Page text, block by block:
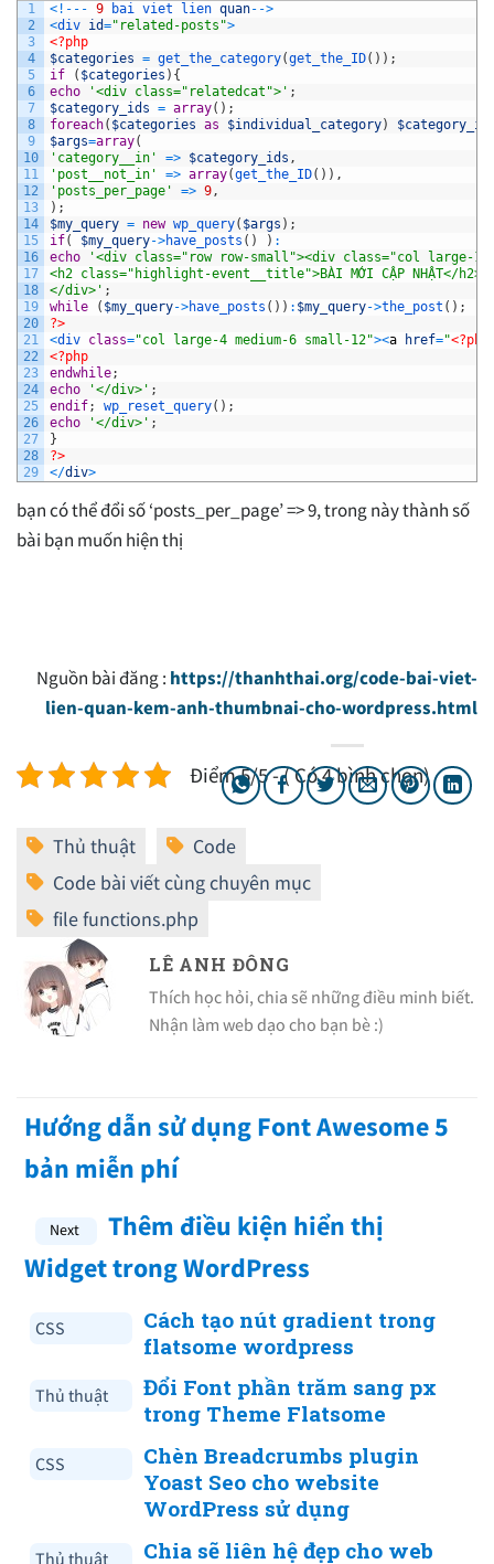
1
2
3
4
5
6
7
8
9
10
11
12
13
14
15
16
17
18
19
20
21
22
23
24
25
26
27
28
29
< ! -- - 9 bai viet lien quan-->
<div id="related-posts">
<?php
$categories = get_the_category(get_the_ID( ) ) ;
if
( $categories ) {
echo
'<div class="relatedcat">' ;
$category_ids = array( ) ;
foreach( $categories as $individual_category)
$args=array(
'category__in'
=> $category_ids ,
'post__not_in'
=> array(get_the_ID( ) ) ,
'posts_per_page'
=> 9,
) ;
$my_query = new wp_query( $args ) ;
if( $my_query->have_posts ( ) ) :
echo
'<div class="row row-small"><div class="col large-
<h2 class="highlight-event__title">BÀI MỚI CẬP NHẬT</h2>
</div>' ;
while
( $my_query->have_posts ( ) ) : $my_query->the_post ( ) ;
?>
<div class="col large-4 medium-6 small-12"><a href="<?php
<?php
endwhile;
echo
'</div>' ;
endif; wp_reset_query( ) ;
echo
'</div>' ;
}
?>
</div>
bạn có thể đổi số ‘posts_per_page’ => 9, trong này thành số
bài bạn muốn hiện thị
Nguồn bài đăng : https://thanhthai.org/code-bai-viet-
lien-quan-kem-anh-thumbnai-cho-wordpress.html
Điểm 5/5 - ( Có 4 bình chọn)
LÊ ANH ĐÔNG
Thích học hỏi, chia sẽ những điều minh biết.
Nhận làm web dạo cho bạn bè :)
Hướng dẫn sử dụng Font Awesome 5
bản miễn phí
Thêm điều kiện hiển thị
Widget trong WordPress
CSS
Cách tạo nút gradient trong
flatsome wordpress
Thủ thuật
Đổi Font phần trăm sang px
trong Theme Flatsome
CSS
Chèn Breadcrumbs plugin
Yoast Seo cho website
WordPress sử dụng
Thủ thuật
Chia sẽ liên hệ đẹp cho web